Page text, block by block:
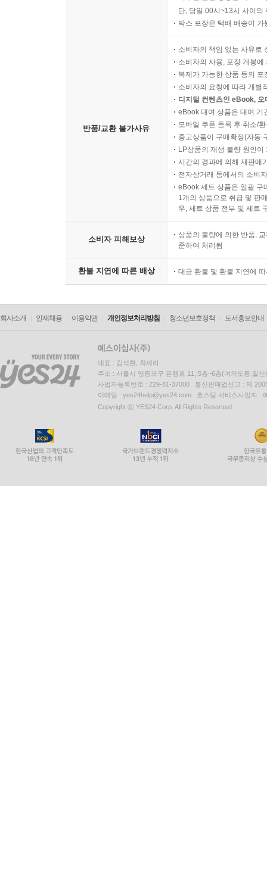
단, 당일 00시~13시 사이의
박스 포장은 택배 배송이
반품/교환 불가사유
소비자의 책임 있는 사유로
소비자의 사용, 포장 개봉
복제가 가능한 상품 등의
소비자의 요청에 따라 개별
디지털 컨텐츠인 eBook,
eBook 대여 상품은 대여 기
모바일 쿠폰 등록 후 취소/
중고상품이 구매확정(자동
LP상품의 재생 불량 원인
시간의 경과에 의해 재판매
전자상거래 등에서의 소비
eBook 세트 상품은 일괄 구
1개의 상품으로 취급 및 판
우, 세트 상품 전부 및 세트
소비자 피해보상
상품의 불량에 의한 반품,
준하여 처리됨
환불 지연에 따른 배상 대금 환불 및 환불 지연에
회사소개 인재채용 이용약관 개인정보처리방침 청소년보호정책 도서홍보안내
대표 : 김석환, 최세라
주소 : 서울시 영등포구 은행로 11, 5층~6층(여의도동,일신
사업자등록번호 : 229-81-37000 통신판매업신고 : 제
이메일 : yes24help@yes24.com 호스팅 서비스사업자 :
Copyright ⓒ YES24 Corp. All Rights Reserved.